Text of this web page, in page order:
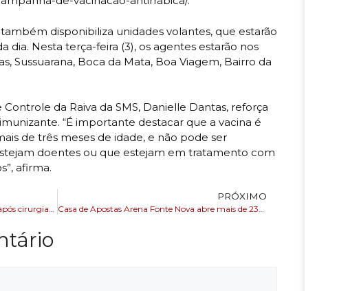
disponibiliza unidades volantes, que estarão
dia. Nesta terça-feira (3), os agentes estarão nos
Sussuarana, Boca da Mata, Boa Viagem, Bairro da
da Raiva da SMS, Danielle Dantas, reforça
“É importante destacar que a vacina é
de três meses de idade, e não pode ser
doentes ou que estejam em tratamento com
afirma.
Jojo Todynho faz massagem nos seios após cirurgias plásticas
PRÓXIMO
Casa de Apostas Arena Fonte Nova abre mais de 230 vagas para aulas gratuitas do Centro de Treinamento de Campeões